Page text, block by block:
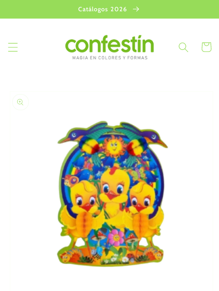
al contenido
Catálogos 2026
Carrito
a la